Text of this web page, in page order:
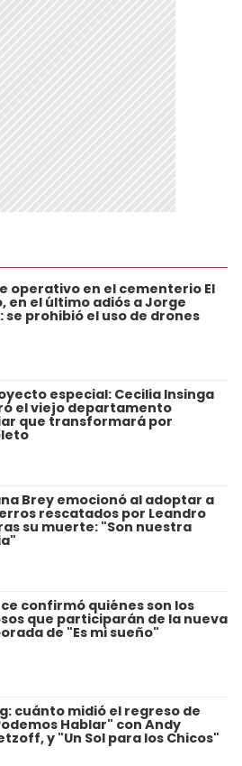
operativo en el cementerio El
en el último adiós a Jorge
se prohibió el uso de drones
especial: Cecilia Insinga
el viejo departamento
que transformará por
Brey emocionó al adoptar a
rescatados por Leandro
su muerte: "Son nuestra
confirmó quiénes son los
que participarán de la nueva
de "Es mi sueño"
cuánto midió el regreso de
Hablar" con Andy
y "Un Sol para los Chicos"